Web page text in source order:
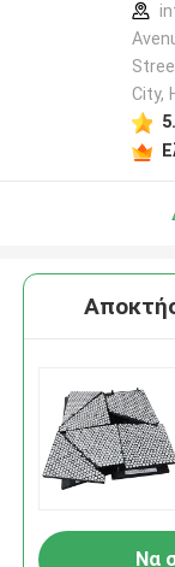
City,
Να